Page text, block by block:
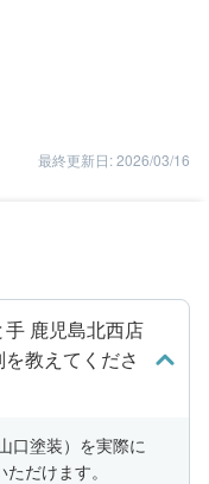
最終更新日: 2026/03/16
手 鹿児島北西店
を教えてくださ
口塗装）を実際に
だけます。